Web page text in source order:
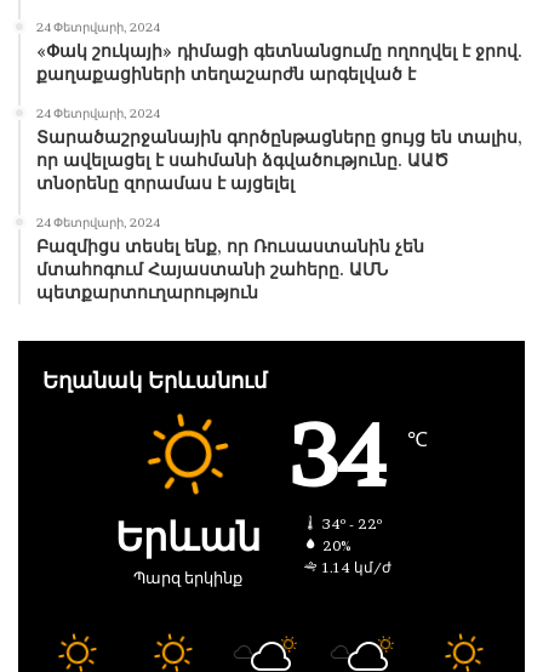
24 Փետրվարի, 2024
«Փակ շուկայի» դիմացի գետնանցումը ողողվել է ջրով.
քաղաքացիների տեղաշարժն արգելված է
24 Փետրվարի, 2024
Տարածաշրջանային գործընթացները ցույց են տալիս,
որ ավելացել է սահմանի ձգվածությունը. ԱԱԾ
տնօրենը զորամաս է այցելել
24 Փետրվարի, 2024
Բազմիցս տեսել ենք, որ Ռուսաստանին չեն
մտահոգում Հայաստանի շահերը. ԱՄՆ
պետքարտուղարություն
Եղանակ Երևանում
Երևան
Պարզ երկինք
34 ℃
34º - 22º
20%
1.14 կմ/ժ